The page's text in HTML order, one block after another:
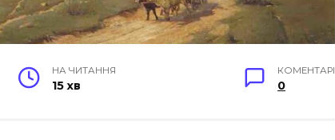
НА ЧИТАННЯ
15 хв
КОМЕНТАРІ
0